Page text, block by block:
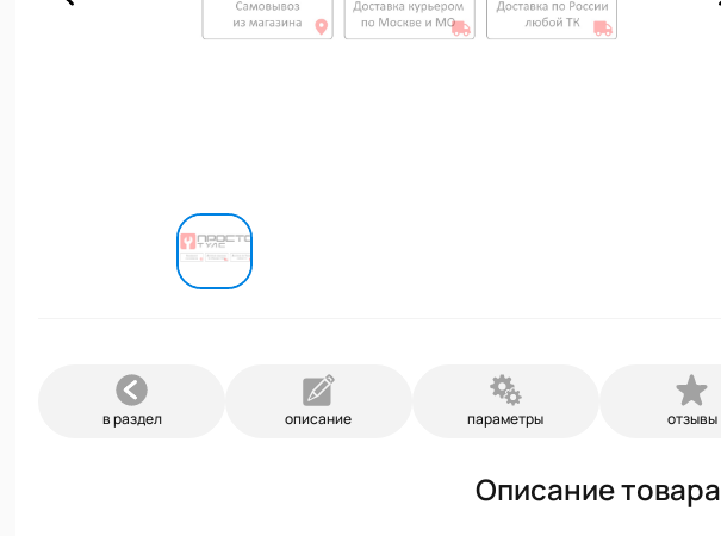
в раздел описание параметры отзывы
Описание товара